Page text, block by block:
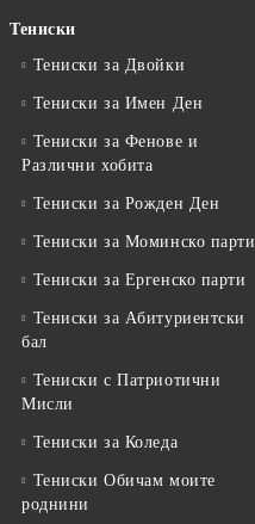
Тениски
Тениски за Двойки
Тениски за Имен Ден
Тениски за Фенове и
Различни хобита
Тениски за Рожден Ден
Тениски за Mоминско парти
Тениски за Eргенско парти
Тениски за Aбитуриентски
бал
Тениски с Патриотични
Мисли
Тениски за Коледа
Тениски Обичам моите
роднини